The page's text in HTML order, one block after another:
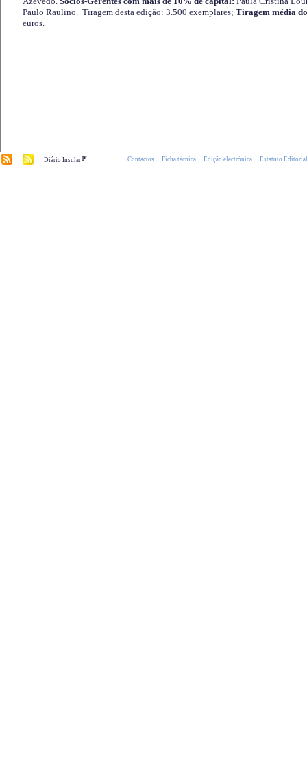
Paulo Raulino. Tiragem desta edição: 3.500 exemplares; Tiragem média
euros.
Diário Insular.pt Contactos Ficha técnica Edição electrónica Estatuto Editorial